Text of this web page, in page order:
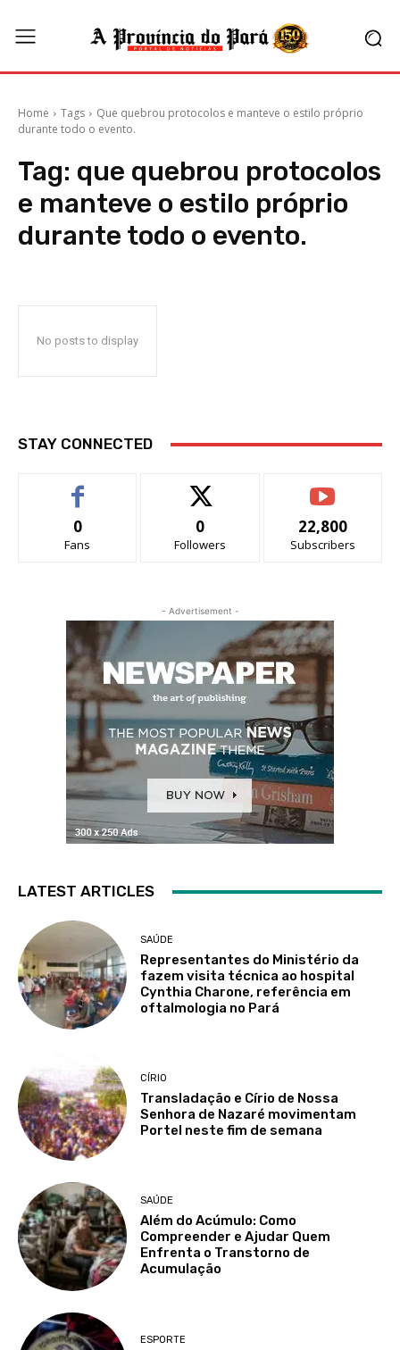
Home Tags
Que quebrou protocolos e manteve o estilo próprio
durante todo o evento.
Tag: que quebrou protocolos
e manteve o estilo próprio
durante todo o evento.
No posts to display
STAY CONNECTED
0
Fans
0
Followers
22,800
Subscribers
- Advertisement -
LATEST ARTICLES
SAÚDE
Representantes do Ministério da
fazem visita técnica ao hospital
Cynthia Charone, referência em
oftalmologia no Pará
CÍRIO
Transladação e Círio de Nossa
Senhora de Nazaré movimentam
Portel neste fim de semana
SAÚDE
Além do Acúmulo: Como
Compreender e Ajudar Quem
Enfrenta o Transtorno de
Acumulação
ESPORTE